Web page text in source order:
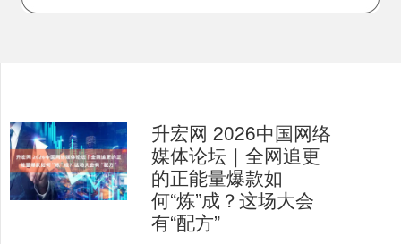
升宏网 2026中国网络
媒体论坛｜全网追更
的正能量爆款如
何“炼”成？这场大会
有“配方”